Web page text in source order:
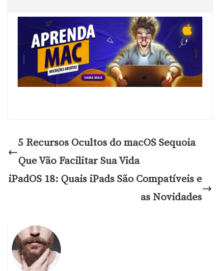
5 Recursos Ocultos do macOS Sequoia
Que Vão Facilitar Sua Vida
iPadOS 18: Quais iPads São Compatíveis e
as Novidades